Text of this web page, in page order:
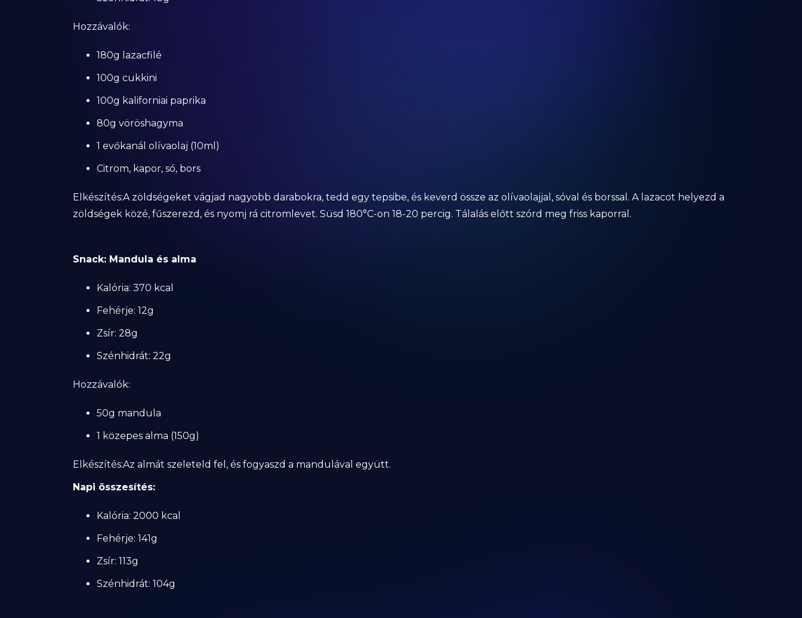
Hozzávalók:
180g lazacfilé
100g cukkini
100g kaliforniai paprika
80g vöröshagyma
1 evőkanál olívaolaj (10ml)
Citrom, kapor, só, bors
Elkészítés:A zöldségeket vágjad nagyobb darabokra, tedd egy tepsibe, és keverd össze az olívaolajjal, sóval és borssal. A lazacot helyezd a
zöldségek közé, fűszerezd, és nyomj rá citromlevet. Süsd 180°C-on 18-20 percig. Tálalás előtt szórd meg friss kaporral.
Snack: Mandula és alma
Kalória: 370 kcal
Fehérje: 12g
Zsír: 28g
Szénhidrát: 22g
Hozzávalók:
50g mandula
1 közepes alma (150g)
Elkészítés:Az almát szeleteld fel, és fogyaszd a mandulával együtt.
Napi összesítés:
Kalória: 2000 kcal
Fehérje: 141g
Zsír: 113g
Szénhidrát: 104g